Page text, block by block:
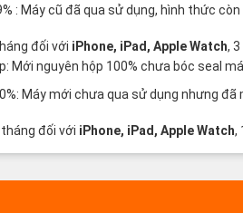
: Máy cũ đã qua sử dụng, hình thức
đối với iPhone, iPad, Apple Watch,
Mới nguyên hộp 100% chưa bóc seal
Máy mới chưa qua sử dụng nhưng
đối với iPhone, iPad, Apple Watch,